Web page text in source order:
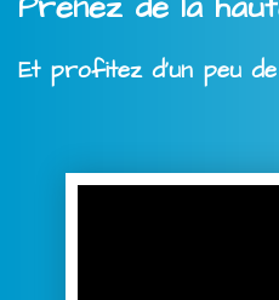
Et profitez d'un peu